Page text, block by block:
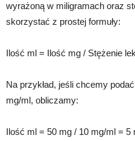
wyrażoną w miligramach oraz
skorzystać z prostej formuły:
Ilość ml = Ilość mg / Stężenie
Na przykład, jeśli chcemy
mg/ml, obliczamy:
Ilość ml = 50 mg / 10 mg/ml = 5